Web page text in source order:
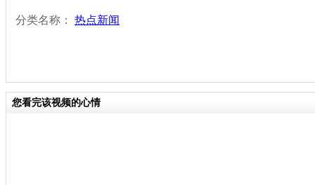
分类名称： 热点新闻
您看完该视频的心情